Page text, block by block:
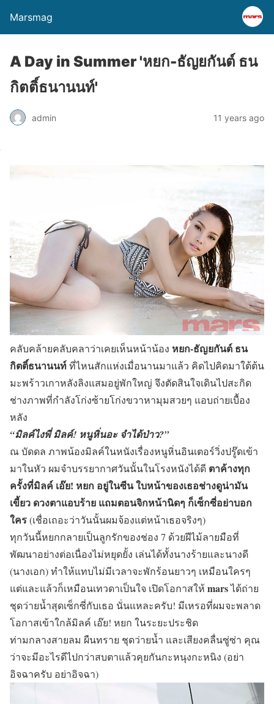
Marsmag
A Day in Summer 'หยก-ธัญยกันต์ ธน
กิตติ์ธนานนท์'
admin 11 years ago
คลับคล้ายคลับคลาว่าเคยเห็นหน้าน้อง หยก-ธัญยกันต์ ธน
กิตติ์ธนานนท์ที่ไหนสักแห่งเมื่อนานมาแล้ว คิดไปคิดมาใต้ต้น
มะพร้าวเกาหลังลิงแสมอยู่พักใหญ่ จึงตัดสินใจเดินไปสะกิด
ช่างภาพที่กำลังโก่งซ้ายโก่งขวาหามุมสวยๆ แอบถ่ายเบื้อง
หลัง
“มิลค์ไงพี่ มิลค์! หนูหิ่นอะ จำได้ป่าว?”
ณ บัดดล ภาพน้องมิลค์ในหนังเรื่องหนูหิ่นอินเตอร์วิ่งปรู๊ดเข้า
มาในหัว ผมจำบรรยากาศวันนั้นในโรงหนังได้ดี ตาค้างทุก
ครั้งที่มิลค์ เอ๊ย! หยก อยู่ในซีน ใบหน้าของเธอช่างดูน่ามัน
เขี้ยว ดวงตาแอบร้าย แถมตอนจิกหน้านิดๆ ก็เซ็กซี่อย่าบอก
ใคร(เชื่อเถอะว่าวันนั้นผมจ้องแต่หน้าเธอจริงๆ)
ทุกวันนี้หยกกลายเป็นลูกรักของช่อง 7 ด้วยฝีไม้ลายมือที่
พัฒนาอย่างต่อเนื่องไม่หยุดยั้ง เล่นได้ทั้งนางร้ายและนางดี
(นางเอก) ทำให้แทบไม่มีเวลาจะพักร้อนยาวๆ เหมือนใครๆ
แต่และแล้วก็เหมือนเทวดาเป็นใจ เปิดโอกาสให้marsได้ถ่าย
ชุดว่ายน้ำสุดเซ็กซี่กับเธอ นั่นแหละครับ! มีเหรอที่ผมจะพลาด
โอกาสเข้าใกล้มิลค์ เอ๊ย! หยก ในระยะประชิด
ท่ามกลางสายลม ผืนทราย ชุดว่ายน้ำ และเสียงคลื่นซู่ซ่า คุณ
ว่าจะมีอะไรดีไปกว่าสบตาแล้วคุยกันกะหนุงกะหนิง (อย่า
อิจฉาครับ อย่าอิจฉา)